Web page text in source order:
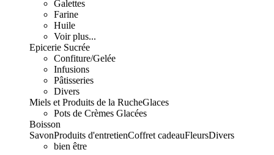
Galettes
Farine
Huile
Voir plus...
Epicerie Sucrée
Confiture/Gelée
Infusions
Pâtisseries
Divers
Miels et Produits de la RucheGlaces
Pots de Crèmes Glacées
Boisson
SavonProduits d'entretienCoffret cadeauFleursDivers
bien être